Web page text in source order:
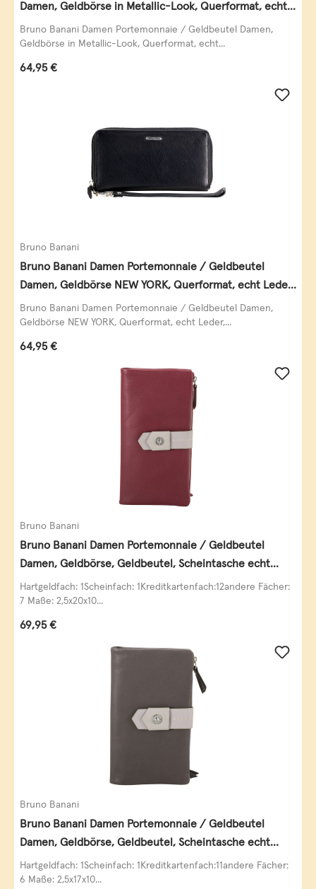
Damen, Geldbörse in Metallic-Look, Querformat, echt
Leder, schwarz-gold
Bruno Banani Damen Portemonnaie / Geldbeutel Damen,
Geldbörse in Metallic-Look, Querformat, echt...
Regulärer Preis:
64,95 €
Bruno Banani
Bruno Banani Damen Portemonnaie / Geldbeutel
Damen, Geldbörse NEW YORK, Querformat, echt Leder,
schwarz
Bruno Banani Damen Portemonnaie / Geldbeutel Damen,
Geldbörse NEW YORK, Querformat, echt Leder,...
Regulärer Preis:
64,95 €
Bruno Banani
Bruno Banani Damen Portemonnaie / Geldbeutel
Damen, Geldbörse, Geldbeutel, Scheintasche echt
Leder
Hartgeldfach: 1Scheinfach: 1Kreditkartenfach:12andere Fächer:
7 Maße: 2,5x20x10...
Regulärer Preis:
69,95 €
Bruno Banani
Bruno Banani Damen Portemonnaie / Geldbeutel
Damen, Geldbörse, Geldbeutel, Scheintasche echt
Leder
Hartgeldfach: 1Scheinfach: 1Kreditkartenfach:11andere Fächer:
6 Maße: 2,5x17x10...